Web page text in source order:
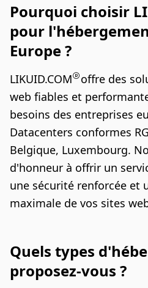
Pourquoi choisir
pour
Europe ?
LIKUID.COM
offre des
web fiables et
besoins des entreprises
Datacenters conformes
Belgique, Luxembourg.
d'honneur à offrir un
une sécurité renforcée et
maximale de vos sites
Quels types
proposez-vous ?